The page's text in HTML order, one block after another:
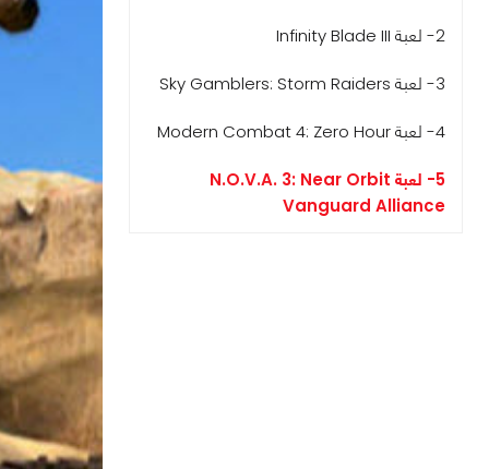
2- لعبة Infinity Blade III
3- لعبة Sky Gamblers: Storm Raiders
4- لعبة Modern Combat 4: Zero Hour
5- لعبة N.O.V.A. 3: Near Orbit
Vanguard Alliance